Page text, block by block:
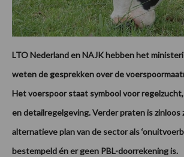
LTO Nederland en NAJK hebben het
weten de gesprekken over de
Het voerspoor staat symbool voor
en detailregelgeving. Verder praten is zinloos
alternatieve plan van de sector als
bestempeld én er geen PBL-doorrekening is.